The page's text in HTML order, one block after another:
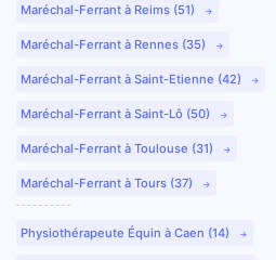
Maréchal-Ferrant à Reims (51)
Maréchal-Ferrant à Rennes (35)
Maréchal-Ferrant à Saint-Etienne (42)
Maréchal-Ferrant à Saint-Lô (50)
Maréchal-Ferrant à Toulouse (31)
Maréchal-Ferrant à Tours (37)
Physiothérapeute Équin à Caen (14)